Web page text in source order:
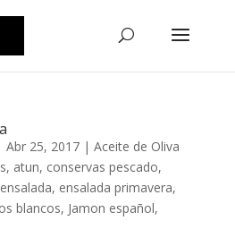
Abr 25, 2017| Aceite de Oliva
, atun, conservas pescado,
ensalada, ensalada primavera,
blancos, Jamon español,